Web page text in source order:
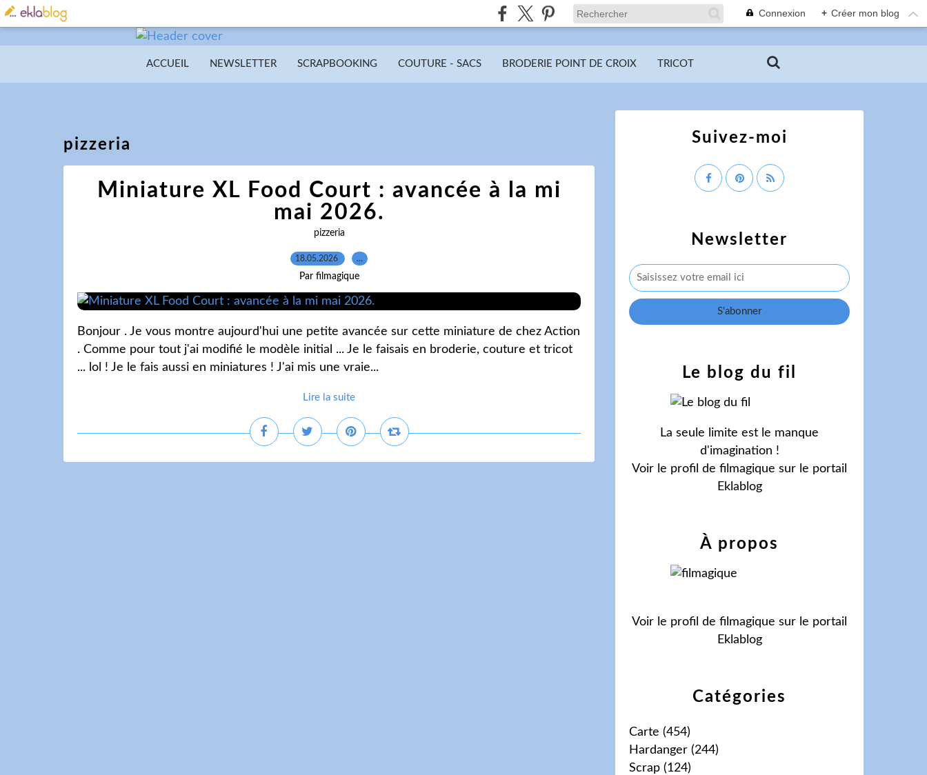
Connexion + Créer mon blog
ACCUEIL NEWSLETTER SCRAPBOOKING COUTURE - SACS BRODERIE POINT DE CROIX TRICOT
pizzeria
Miniature XL Food Court : avancée à la mi
mai 2026.
pizzeria
18.05.2026 …
Par filmagique
Bonjour . Je vous montre aujourd'hui une petite avancée sur cette miniature de chez Action
. Comme pour tout j'ai modifié le modèle initial ... Je le faisais en broderie, couture et tricot
... lol ! Je le fais aussi en miniatures ! J'ai mis une vraie...
Lire la suite
Newsletter
Catégories
Carte (454)
Hardanger (244)
Scrap (124)
Le blog du fil
La seule limite est le manque
d'imagination !
Voir le profil de filmagique sur le portail
Eklablog
Suivez-moi
À propos
Voir le profil de filmagique sur le portail
Eklablog